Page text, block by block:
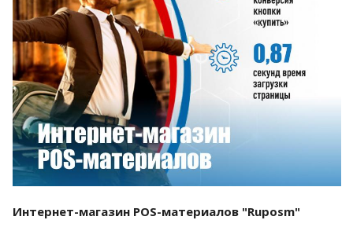
Смотреть проект
Интернет-магазин POS-материалов "Ruposm"